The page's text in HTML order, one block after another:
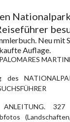
Neu mit
Auflage.
des
ANLEITUNG.